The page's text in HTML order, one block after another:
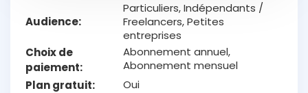
Audience
Particuliers, Indépendants /
Freelancers, Petites
entreprises
Choix de
paiement
Abonnement annuel,
Abonnement mensuel
Plan gratuit
Oui